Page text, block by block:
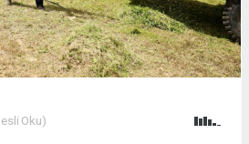
Oku)